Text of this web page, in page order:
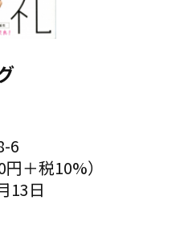
6
＋税10%）
13日